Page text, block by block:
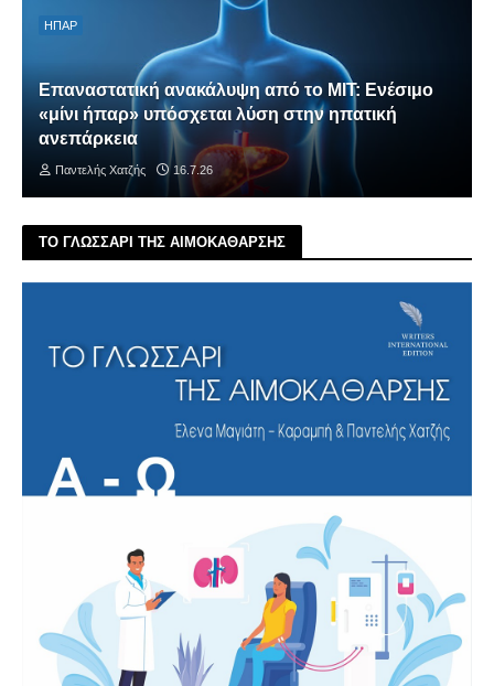
ΗΠΑΡ
Επαναστατική ανακάλυψη από το MIT: Ενέσιμο
«μίνι ήπαρ» υπόσχεται λύση στην ηπατική
ανεπάρκεια
Παντελής Χατζής 16.7.26
ΤΟ ΓΛΩΣΣΑΡΙ ΤΗΣ ΑΙΜΟΚΑΘΑΡΣΗΣ